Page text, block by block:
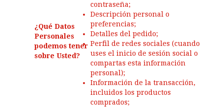
¿Qué Datos
Personales
podemos tener
sobre Usted?
contraseña;
Descripción personal o
preferencias;
Detalles del pedido;
Perfil de redes sociales (cuando
uses el inicio de sesión social o
compartas esta información
personal);
Información de la transacción,
incluidos los productos
comprados;